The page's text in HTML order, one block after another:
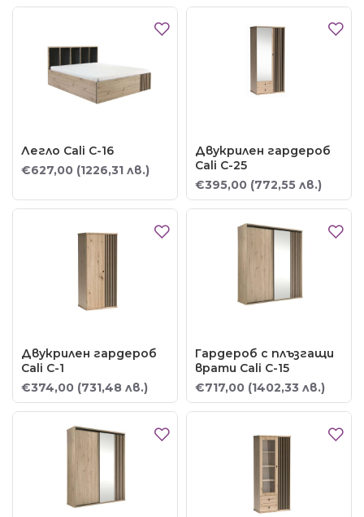
Легло Cali C-16
€627,00 (1226,31 лв.)
Двукрилен гардероб
Cali C-25
€395,00 (772,55 лв.)
Двукрилен гардероб
Cali C-1
€374,00 (731,48 лв.)
Гардероб с плъзгащи
врати Cali C-15
€717,00 (1402,33 лв.)